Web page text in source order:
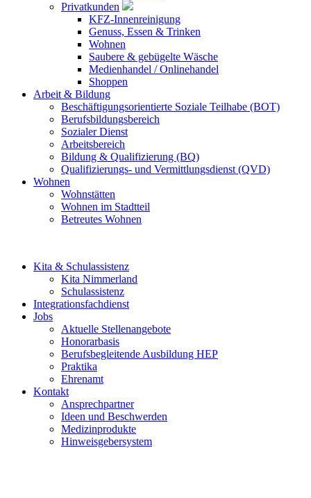
Privatkunden
KFZ-Innenreinigung
Genuss, Essen & Trinken
Wohnen
Saubere & gebügelte Wäsche
Medienhandel / Onlinehandel
Shoppen
Arbeit & Bildung
Beschäftigungsorientierte Soziale Teilhabe (BOT)
Berufsbildungsbereich
Sozialer Dienst
Arbeitsbereich
Bildung & Qualifizierung (BQ)
Qualifizierungs- und Vermittlungsdienst (QVD)
Wohnen
Wohnstätten
Wohnen im Stadtteil
Betreutes Wohnen
Kita & Schulassistenz
Kita Nimmerland
Schulassistenz
Integrationsfachdienst
Jobs
Aktuelle Stellenangebote
Honorarbasis
Berufsbegleitende Ausbildung HEP
Praktika
Ehrenamt
Kontakt
Ansprechpartner
Ideen und Beschwerden
Medizinprodukte
Hinweisgebersystem